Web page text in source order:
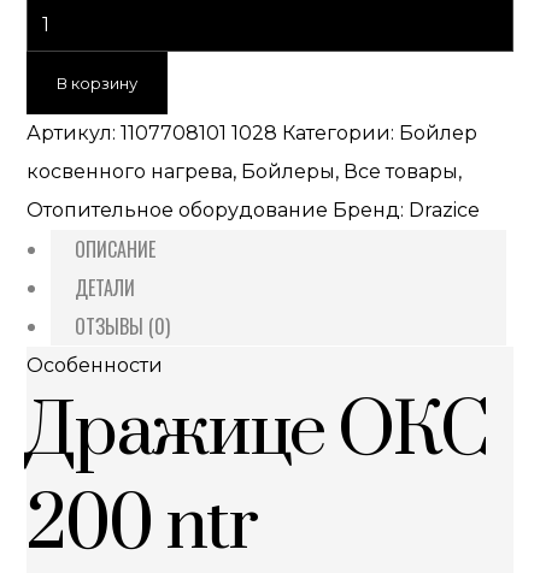
В корзину
Артикул:1107708101 1028 Категории: Бойлер
косвенного нагрева, Бойлеры, Все товары,
Отопительное оборудование Бренд: Drazice
ОПИСАНИЕ
ДЕТАЛИ
ОТЗЫВЫ (0)
Особенности
Дражице ОКС
200 ntr